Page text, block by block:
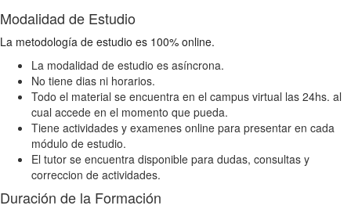
Modalidad de Estudio
La metodología de estudio es 100% online.
La modalidad de estudio es asíncrona.
No tiene dias ni horarios.
Todo el material se encuentra en el campus virtual las 24hs. al
cual accede en el momento que pueda.
Tiene actividades y examenes online para presentar en cada
módulo de estudio.
El tutor se encuentra disponible para dudas, consultas y
correccion de actividades.
Duración de la Formación